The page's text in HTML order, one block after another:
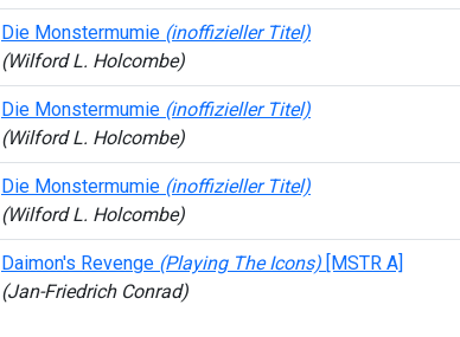
Die Monstermumie (inoffizieller Titel)
(Wilford L. Holcombe)
Die Monstermumie (inoffizieller Titel)
(Wilford L. Holcombe)
Die Monstermumie (inoffizieller Titel)
(Wilford L. Holcombe)
Daimon's Revenge (Playing The Icons) [MSTR A]
(Jan-Friedrich Conrad)